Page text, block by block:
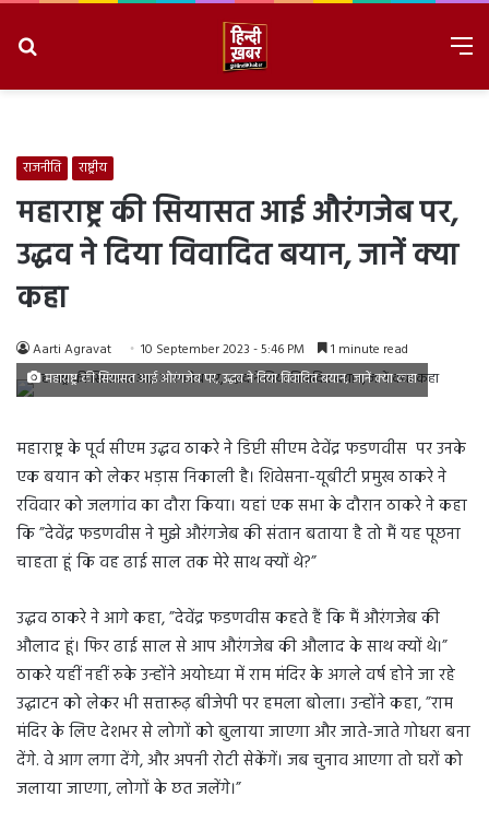
राजनीति राष्ट्रीय
महाराष्ट्र की सियासत आई औरंगजेब पर,
उद्धव ने दिया विवादित बयान, जानें क्या
कहा
Aarti Agravat 10 September 2023 - 5:46 PM 1 minute read
महाराष्ट्र की सियासत आई औरंगजेब पर, उद्धव ने दिया विवादित बयान, जानें क्या कहा
महाराष्ट्र के पूर्व सीएम उद्धव ठाकरे ने डिप्टी सीएम देवेंद्र फडणवीस पर उनके
एक बयान को लेकर भड़ास निकाली है। शिवेसना-यूबीटी प्रमुख ठाकरे ने
रविवार को जलगांव का दौरा किया। यहां एक सभा के दौरान ठाकरे ने कहा
कि ”देवेंद्र फडणवीस ने मुझे औरंगजेब की संतान बताया है तो मैं यह पूछना
चाहता हूं कि वह ढाई साल तक मेरे साथ क्यों थे?”
उद्धव ठाकरे ने आगे कहा, ”देवेंद्र फडणवीस कहते हैं कि मैं औरंगजेब की
औलाद हूं। फिर ढाई साल से आप औरंगजेब की औलाद के साथ क्यों थे।”
ठाकरे यहीं नहीं रुके उन्होंने अयोध्या में राम मंदिर के अगले वर्ष होने जा रहे
उद्घाटन को लेकर भी सत्तारूढ़ बीजेपी पर हमला बोला। उन्होंने कहा, ”राम
मंदिर के लिए देशभर से लोगों को बुलाया जाएगा और जाते-जाते गोधरा बना
देंगे. वे आग लगा देंगे, और अपनी रोटी सेकेंगें। जब चुनाव आएगा तो घरों को
जलाया जाएगा, लोगों के छत जलेंगे।”